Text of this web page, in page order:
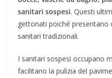
sanitari sospesi. Questi
gettonati poiché presentano
sanitari tradizionali.
I sanitari sospesi occupano
facilitano la pulizia del